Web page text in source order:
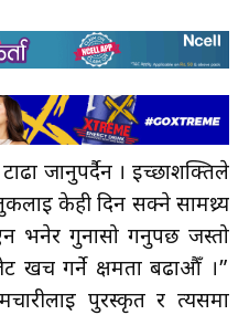
जानुपर्दैन । इच्छाशक्तिले
केही दिन सक्ने सामथ्र्य
भनेर गुनासो गर्नुपर्छ जस्तो
खर्च गर्ने क्षमता बढाऔँ ।”
पुरस्कृत र त्यसमा